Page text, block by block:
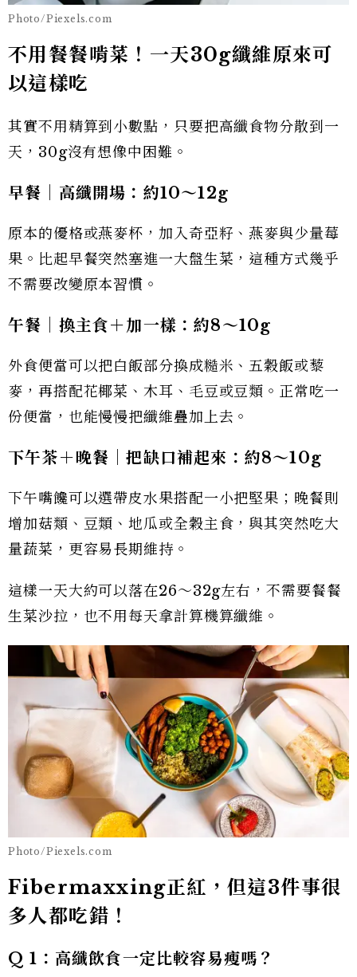
Photo/Piexels.com
不用餐餐啃菜！一天30g纖維原來可
以這樣吃
其實不用精算到小數點，只要把高纖食物分散到一
天，30g沒有想像中困難。
早餐｜高纖開場：約10～12g
原本的優格或燕麥杯，加入奇亞籽、燕麥與少量莓
果。比起早餐突然塞進一大盤生菜，這種方式幾乎
不需要改變原本習慣。
午餐｜換主食＋加一樣：約8～10g
外食便當可以把白飯部分換成糙米、五穀飯或藜
麥，再搭配花椰菜、木耳、毛豆或豆類。正常吃一
份便當，也能慢慢把纖維疊加上去。
下午茶＋晚餐｜把缺口補起來：約8～10g
下午嘴饞可以選帶皮水果搭配一小把堅果；晚餐則
增加菇類、豆類、地瓜或全穀主食，與其突然吃大
量蔬菜，更容易長期維持。
這樣一天大約可以落在26～32g左右，不需要餐餐
生菜沙拉，也不用每天拿計算機算纖維。
Photo/Piexels.com
Fibermaxxing正紅，但這3件事很
多人都吃錯！
Q 1 ：高纖飲食一定比較容易瘦嗎？